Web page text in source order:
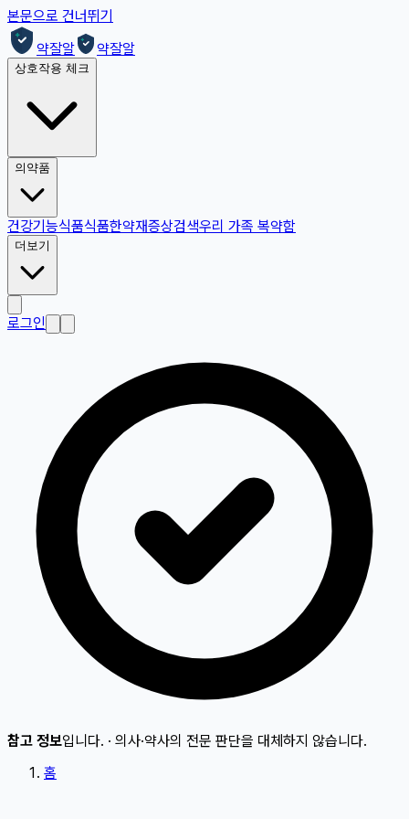
본문으로 건너뛰기
약잘알
약잘알
상호작용 체크
의약품
건강기능식품식품한약재증상검색우리 가족 복약함
더보기
로그인
참고 정보입니다. · 의사·약사의 전문 판단을 대체하지 않습니다.
홈